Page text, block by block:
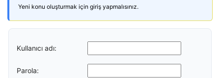
Yeni konu oluşturmak için giriş yapmalısınız.
Kullanıcı adı:
Parola: